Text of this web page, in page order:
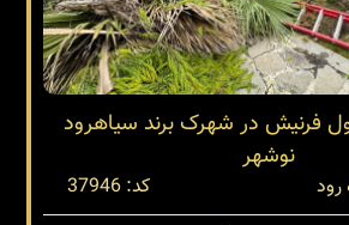
فرنیش در شهرک برند سیاهرود
نوشهر
کد: 37946